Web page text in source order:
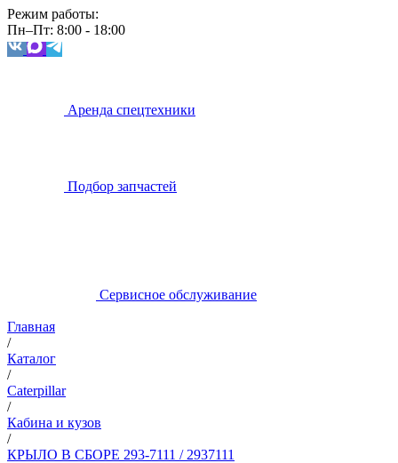
Режим работы:
Пн–Пт: 8:00 - 18:00
Аренда спецтехники
Подбор запчастей
Сервисное обслуживание
Главная
/
Каталог
/
Caterpillar
/
Кабина и кузов
/
КРЫЛО В СБОРЕ 293-7111 / 2937111